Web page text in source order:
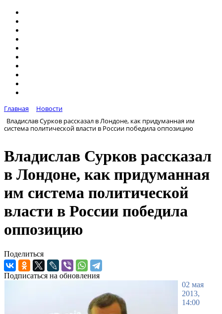
Главная
Новости
Владислав Сурков рассказал в Лондоне, как придуманная им
система политической власти в России победила оппозицию
Владислав Сурков рассказал
в Лондоне, как придуманная
им система политической
власти в России победила
оппозицию
Поделиться
Подписаться на обновления
02 мая
2013,
14:00